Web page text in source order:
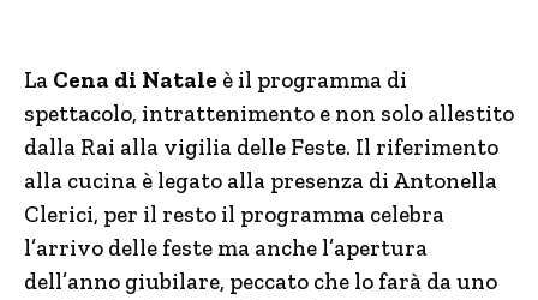
La Cena di Natale è il programma di
spettacolo, intrattenimento e non solo allestito
dalla Rai alla vigilia delle Feste. Il riferimento
alla cucina è legato alla presenza di Antonella
Clerici, per il resto il programma celebra
l’arrivo delle feste ma anche l’apertura
dell’anno giubilare, peccato che lo farà da uno